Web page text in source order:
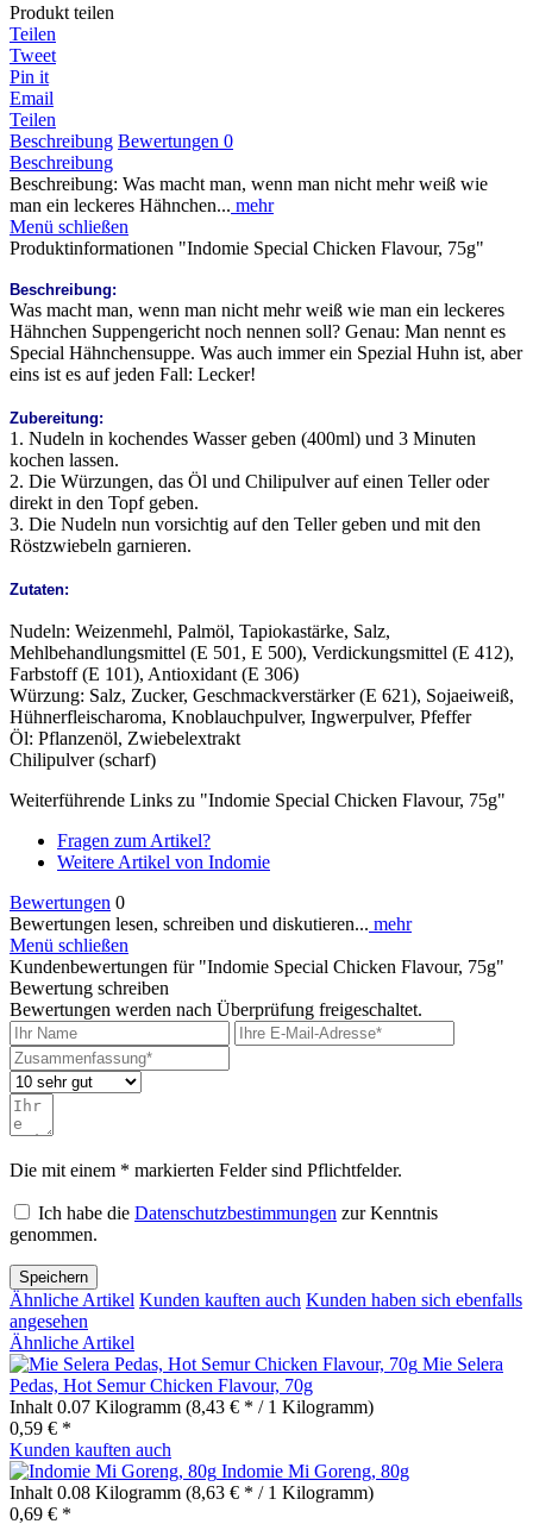
Produkt teilen
Teilen
Tweet
Pin it
Email
Teilen
Beschreibung Bewertungen 0
Beschreibung
Beschreibung: Was macht man, wenn man nicht mehr weiß wie
man ein leckeres Hähnchen... mehr
Menü schließen
Produktinformationen "Indomie Special Chicken Flavour, 75g"
Beschreibung:
Was macht man, wenn man nicht mehr weiß wie man ein leckeres
Hähnchen Suppengericht noch nennen soll? Genau: Man nennt es
Special Hähnchensuppe. Was auch immer ein Spezial Huhn ist, aber
eins ist es auf jeden Fall: Lecker!
Zubereitung:
1. Nudeln in kochendes Wasser geben (400ml) und 3 Minuten
kochen lassen.
2. Die Würzungen, das Öl und Chilipulver auf einen Teller oder
direkt in den Topf geben.
3. Die Nudeln nun vorsichtig auf den Teller geben und mit den
Röstzwiebeln garnieren.
Zutaten:
Nudeln: Weizenmehl, Palmöl, Tapiokastärke, Salz,
Mehlbehandlungsmittel (E 501, E 500), Verdickungsmittel (E 412),
Farbstoff (E 101), Antioxidant (E 306)
Würzung: Salz, Zucker, Geschmackverstärker (E 621), Sojaeiweiß,
Hühnerfleischaroma, Knoblauchpulver, Ingwerpulver, Pfeffer
Öl: Pflanzenöl, Zwiebelextrakt
Chilipulver (scharf)
Weiterführende Links zu "Indomie Special Chicken Flavour, 75g"
Fragen zum Artikel?
Weitere Artikel von Indomie
Bewertungen 0
Bewertungen lesen, schreiben und diskutieren... mehr
Menü schließen
Kundenbewertungen für "Indomie Special Chicken Flavour, 75g"
Bewertung schreiben
Bewertungen werden nach Überprüfung freigeschaltet.
Die mit einem * markierten Felder sind Pflichtfelder.
Ich habe die Datenschutzbestimmungen zur Kenntnis
genommen.
Speichern
Ähnliche Artikel Kunden kauften auch Kunden haben sich ebenfalls
angesehen
Ähnliche Artikel
Mie Selera
Pedas, Hot Semur Chicken Flavour, 70g
Inhalt 0.07 Kilogramm (8,43 € * / 1 Kilogramm)
0,59 € *
Kunden kauften auch
Indomie Mi Goreng, 80g
Inhalt 0.08 Kilogramm (8,63 € * / 1 Kilogramm)
0,69 € *